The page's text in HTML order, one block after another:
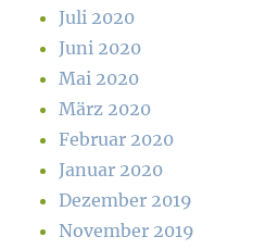
Juli 2020
Juni 2020
Mai 2020
März 2020
Februar 2020
Januar 2020
Dezember 2019
November 2019